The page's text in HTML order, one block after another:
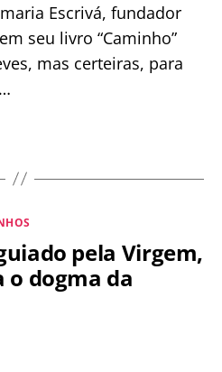
Escrivá, fundador
seu livro “Caminho”
mas certeiras, para
pela Virgem,
o dogma da